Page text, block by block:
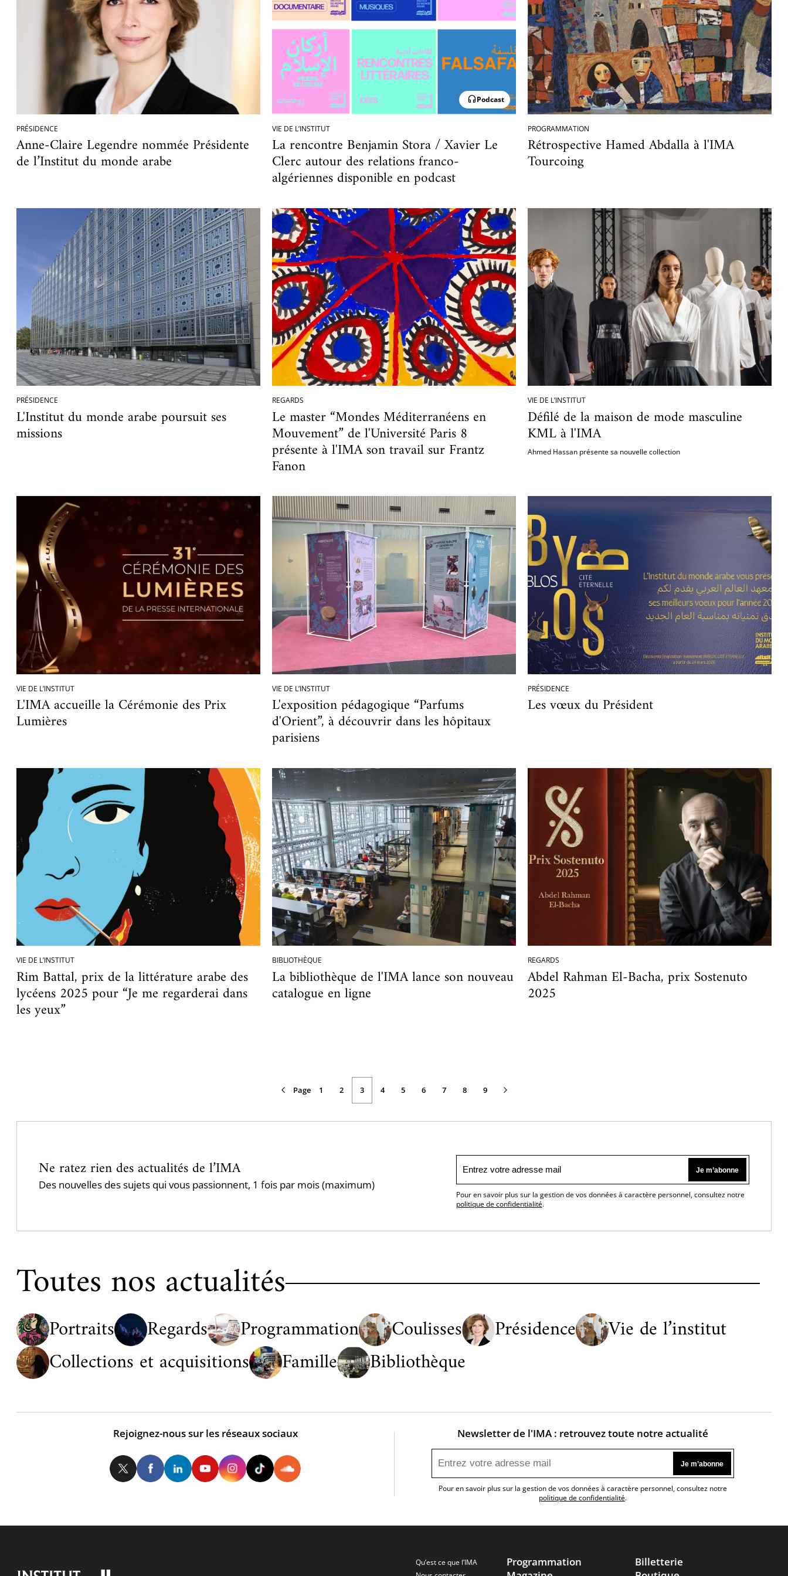
Littérature et poésie
L’heure du conte
Centre de langue et de civilisation arabes
Accueillir une exposition pédagogique itinérante / Host
an educational travelling exhibition
Le projet de nouveau musée
Les rencontres économiques du monde arabe
Les Journées de l'histoire de l'IMA
PRÉSIDENCE
Anne-Claire Legendre nommée Présidente
de l’Institut du monde arabe
Podcast
VIE DE L’INSTITUT
La rencontre Benjamin Stora / Xavier Le
Clerc autour des relations franco-
algériennes disponible en podcast
PROGRAMMATION
Rétrospective Hamed Abdalla à l'IMA
Tourcoing
PRÉSIDENCE
L'Institut du monde arabe poursuit ses
missions
REGARDS
Le master “Mondes Méditerranéens en
Mouvement” de l'Université Paris 8
présente à l'IMA son travail sur Frantz
Fanon
VIE DE L’INSTITUT
Défilé de la maison de mode masculine
KML à l'IMA
Ahmed Hassan présente sa nouvelle collection
VIE DE L’INSTITUT
L'IMA accueille la Cérémonie des Prix
Lumières
VIE DE L’INSTITUT
L'exposition pédagogique “Parfums
d'Orient”, à découvrir dans les hôpitaux
parisiens
PRÉSIDENCE
Les vœux du Président
VIE DE L’INSTITUT
Rim Battal, prix de la littérature arabe des
lycéens 2025 pour “Je me regarderai dans
les yeux”
BIBLIOTHÈQUE
La bibliothèque de l'IMA lance son nouveau
catalogue en ligne
REGARDS
Abdel Rahman El-Bacha, prix Sostenuto
2025
précédentePage Page
1 Page
2
courante
3 Page
4 Page
5 Page
6 Page
7 Page
8 Page
9
Page
suivante
Ne ratez rien des actualités de l’IMA
Des nouvelles des sujets qui vous passionnent, 1 fois par mois (maximum)
Pour en savoir plus sur la gestion de vos données à caractère personnel, consultez notre
politique de confidentialité.
Toutes nos actualités
Portraits Regards Programmation Coulisses Présidence
Vie de l’institut
Collections et acquisitions
Famille Bibliothèque
Rejoignez-nous sur les réseaux sociaux
TwitterFacebookLinkedInYoutubeInstagram
Newsletter de l'IMA : retrouvez toute notre actualité
Pour en savoir plus sur la gestion de vos données à caractère personnel, consultez notre
politique de confidentialité.
Qu’est ce que l’IMA
Programmation
Billetterie